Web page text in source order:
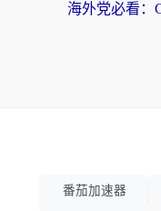
番茄加速器